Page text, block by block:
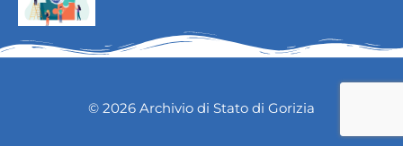
© 2026 Archivio di Stato di Gorizia